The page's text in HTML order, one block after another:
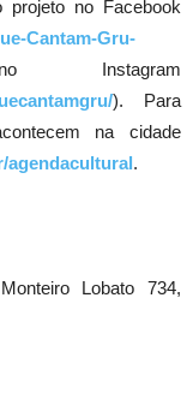
no Facebook
Cantam-Gru-
). Para
na cidade
agendacultural.
Lobato 734,